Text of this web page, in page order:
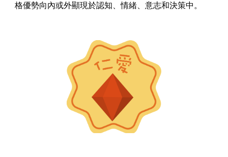
格優勢向內或外顯現於認知、情緒、意志和決策中。